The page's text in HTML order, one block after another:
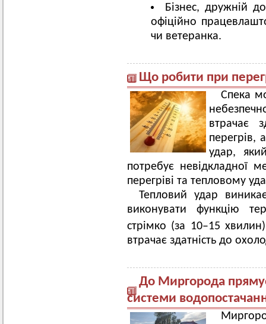
Бізнес, дружній
офіційно
чи ветеранка.
Що робити при
Спека
втрачає
перегрів,
удар,
потребує невідкладної
перегріві та тепловому
Тепловий удар
виконувати функцію
стрімко (за 10–15
втрачає здатність до
До Миргорода
системи